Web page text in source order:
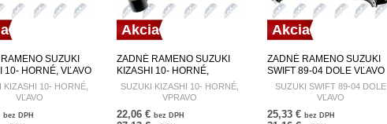
SUZUKI
10- HORNÉ, VĽAVO
ZWT-SU-023
KIZASHI 10- HORNÉ,
VĽAVO
bez DPH
Akcia
ZADNÉ RAMENO SUZUKI
KIZASHI 10- HORNÉ,
VPRAVO 46201-57L00 ZWT-
SUZUKI KIZASHI 10- HORNÉ,
VPRAVO
22,06 € bez DPH
Akcia
ZADNÉ RAMENO SUZUKI
SWIFT 89-04 DOLE VĽAVO
46202-60B00 ZWT-SU-001
SUZUKI SWIFT 89-04 DOLE
VĽAVO
25,33 € bez DPH